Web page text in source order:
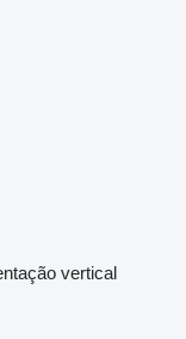
vertical